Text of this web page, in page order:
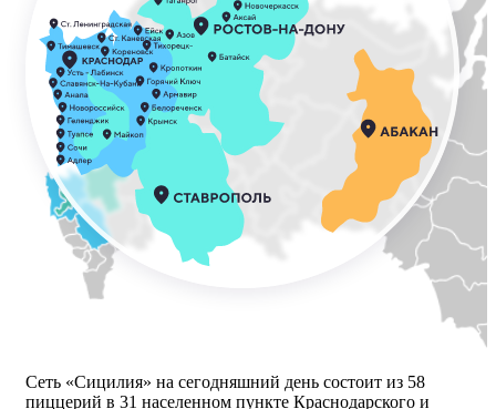
Сеть «Сицилия» на сегодняшний день состоит из 58
пиццерий в 31 населенном пункте Краснодарского и